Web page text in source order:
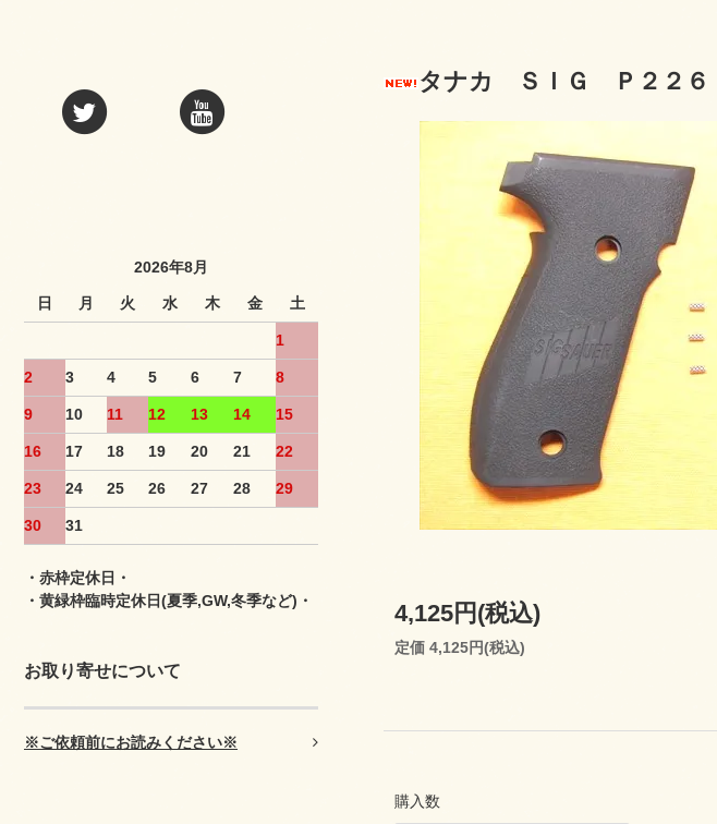
2026年8月
日 月 火 水 木 金 土
1
2 3 4 5 6 7 8
9 10 11 12 13 14 15
16 17 18 19 20 21 22
23 24 25 26 27 28 29
30 31
・赤枠定休日・
・黄緑枠臨時定休日(夏季,GW,冬季など)・
お取り寄せについて
※ご依頼前にお読みください※
タナカ ＳＩＧ Ｐ２２６
4,125円(税込)
定価 4,125円(税込)
購入数